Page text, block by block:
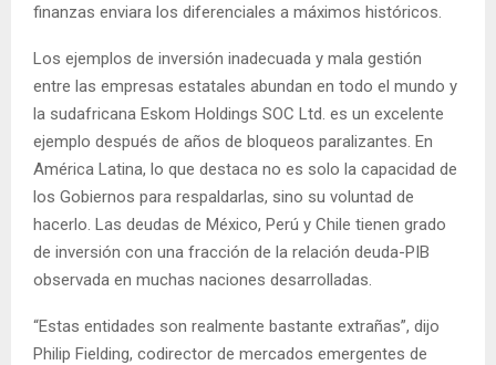
finanzas enviara los diferenciales a máximos históricos.
Los ejemplos de inversión inadecuada y mala gestión
entre las empresas estatales abundan en todo el mundo y
la sudafricana Eskom Holdings SOC Ltd. es un excelente
ejemplo después de años de bloqueos paralizantes. En
América Latina, lo que destaca no es solo la capacidad de
los Gobiernos para respaldarlas, sino su voluntad de
hacerlo. Las deudas de México, Perú y Chile tienen grado
de inversión con una fracción de la relación deuda-PIB
observada en muchas naciones desarrolladas.
“Estas entidades son realmente bastante extrañas”, dijo
Philip Fielding, codirector de mercados emergentes de